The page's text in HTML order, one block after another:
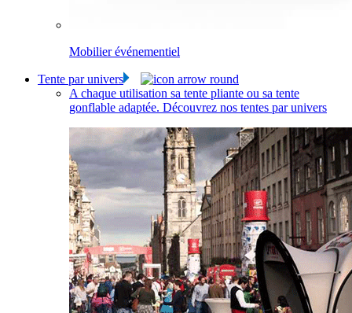
Mobilier événementiel
Tente par univers
A chaque utilisation sa tente pliante ou sa tente
gonflable adaptée. Découvrez nos tentes par univers